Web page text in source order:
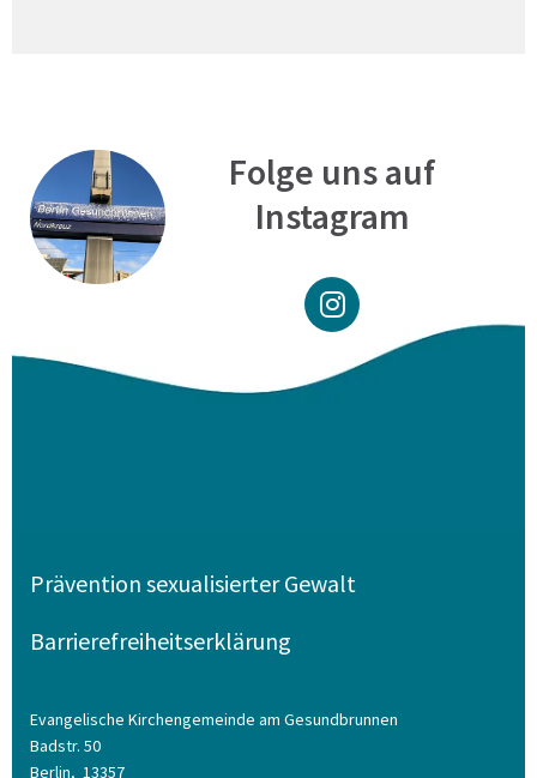
Folge uns auf
Instagram
Prävention sexualisierter Gewalt
Barrierefreiheitserklärung
Evangelische Kirchengemeinde am Gesundbrunnen
Badstr. 50
Berlin, 13357